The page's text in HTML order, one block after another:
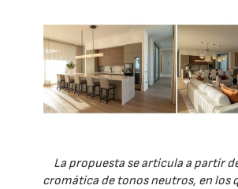
La propuesta se articula a partir
cromática de tonos neutros, en los